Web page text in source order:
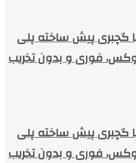
گچبری پیش ساخته پلی
فوری و بدون تخریب
گچبری پیش ساخته پلی
فوری و بدون تخریب